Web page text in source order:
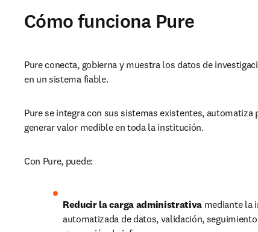
Cómo funciona Pure
Pure conecta, gobierna y muestra los datos de
en un sistema fiable.
Pure se integra con sus sistemas existentes, automatiza
generar valor medible en toda la institución.
Con Pure, puede:
Reducir la carga administrativa mediante la
automatizada de datos, validación,